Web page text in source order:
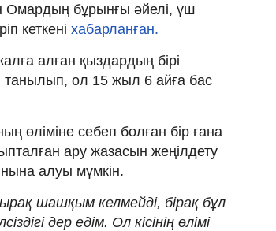
бұрынғы әйелі, үш
кеткені хабарланған.
алған қыздардың бірі
танылып, ол 15 жыл 6 айға бас
өліміне себеп болған бір ғана
ару жазасын жеңілдету
алуы мүмкін.
шашқым келмейді, бірақ бұл
дер едім. Ол кісінің өлімі